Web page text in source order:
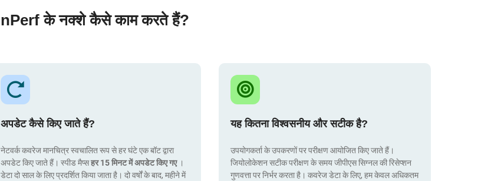
nPerf के नक्शे कैसे काम करते हैं?
अपडेट कैसे किए जाते हैं?
नेटवर्क कवरेज मानचित्र स्वचालित रूप से हर घंटे एक बॉट द्वारा
अपडेट किए जाते हैं। स्पीड मैप्सहर 15 मिनट में अपडेट किए गए ।
डेटा दो साल के लिए प्रदर्शित किया जाता है। दो वर्षों के बाद, महीने में
यह कितना विश्वसनीय और सटीक है?
उपयोगकर्ता के उपकरणों पर परीक्षण आयोजित किए जाते हैं।
जियोलोकेशन सटीक परीक्षण के समय जीपीएस सिग्नल की रिसेप्शन
गुणवत्ता पर निर्भर करता है। कवरेज डेटा के लिए, हम केवल अधिकतम